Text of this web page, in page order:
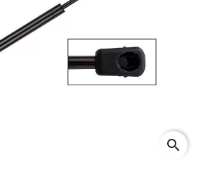
search